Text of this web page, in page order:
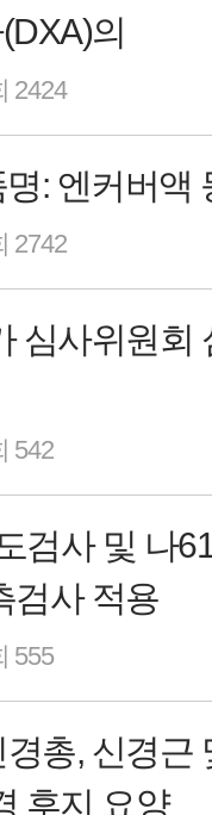
의
2424
: 엔커버액
2742
심사위원회
542
검사 및 나
검사 적용
555
총, 신경근
후지 요양